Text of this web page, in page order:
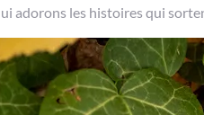
adorons les histoires qui